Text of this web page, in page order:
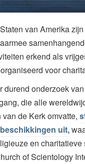
van Amerika
erkend als
voor
durend onderzoek
die alle
de Kerk omvatte,
uit,
en charitatieve
of Scientology